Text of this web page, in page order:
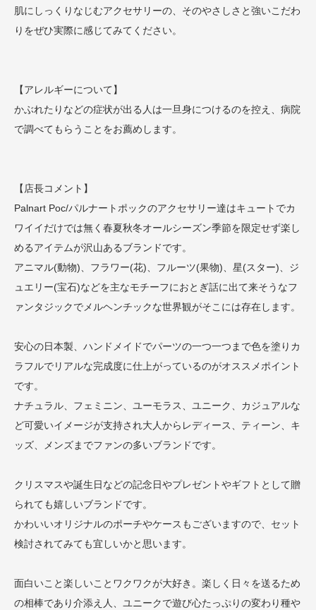
肌にしっくりなじむアクセサリーの、そのやさしさと強いこだわ
りをぜひ実際に感じてみてください。
【アレルギーについて】
かぶれたりなどの症状が出る人は一旦身につけるのを控え、病院
で調べてもらうことをお薦めします。
【店長コメント】
Palnart Poc/パルナートポックのアクセサリー達はキュートでカ
ワイイだけでは無く春夏秋冬オールシーズン季節を限定せず楽し
めるアイテムが沢山あるブランドです。
アニマル(動物)、フラワー(花)、フルーツ(果物)、星(スター)、ジ
ュエリー(宝石)などを主なモチーフにおとぎ話に出て来そうなフ
ァンタジックでメルヘンチックな世界観がそこには存在します。
安心の日本製、ハンドメイドでパーツの一つ一つまで色を塗りカ
ラフルでリアルな完成度に仕上がっているのがオススメポイント
です。
ナチュラル、フェミニン、ユーモラス、ユニーク、カジュアルな
ど可愛いイメージが支持され大人からレディース、ティーン、キ
ッズ、メンズまでファンの多いブランドです。
クリスマスや誕生日などの記念日やプレゼントやギフトとして贈
られても嬉しいブランドです。
かわいいオリジナルのポーチやケースもございますので、セット
検討されてみても宜しいかと思います。
面白いこと楽しいことワクワクが大好き。楽しく日々を送るため
の相棒であり介添え人、ユニークで遊び心たっぷりの変わり種や